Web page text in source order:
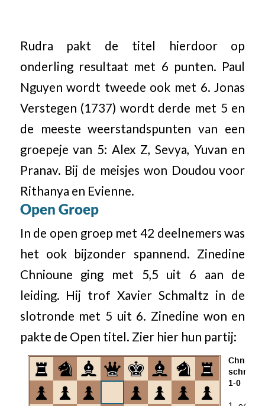
Rudra pakt de titel hierdoor op
onderling resultaat met 6 punten. Paul
Nguyen wordt tweede ook met 6. Jonas
Verstegen (1737) wordt derde met 5 en
de meeste weerstandspunten van een
groepeje van 5: Alex Z, Sevya, Yuvan en
Pranav. Bij de meisjes won Doudou voor
Rithanya en Evienne.
Open Groep
In de open groep met 42 deelnemers was
het ook bijzonder spannend. Zinedine
Chnioune ging met 5,5 uit 6 aan de
leiding. Hij trof Xavier Schmaltz in de
slotronde met 5 uit 6. Zinedine won en
pakte de Open titel. Zier hier hun partij: